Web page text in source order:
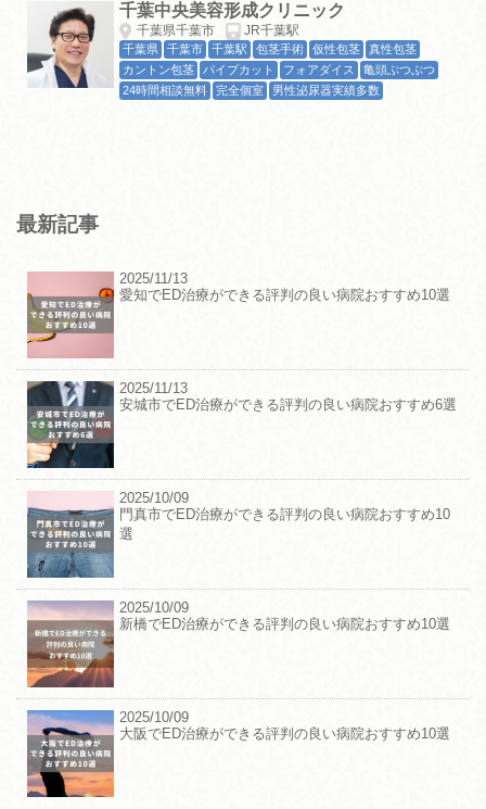
千葉中央美容形成クリニック
千葉県千葉市 JR千葉駅
千葉県 千葉市 千葉駅 包茎手術 仮性包茎
真性包茎
カントン包茎
パイプカット フォアダイス
亀頭ぶつぶつ
24時間相談無料
完全個室 男性泌尿器実績多数
最新記事
2025/11/13
愛知でED治療ができる評判の良い病院おすすめ10選
2025/11/13
安城市でED治療ができる評判の良い病院おすすめ6選
2025/10/09
門真市でED治療ができる評判の良い病院おすすめ10
選
2025/10/09
新橋でED治療ができる評判の良い病院おすすめ10選
2025/10/09
大阪でED治療ができる評判の良い病院おすすめ10選